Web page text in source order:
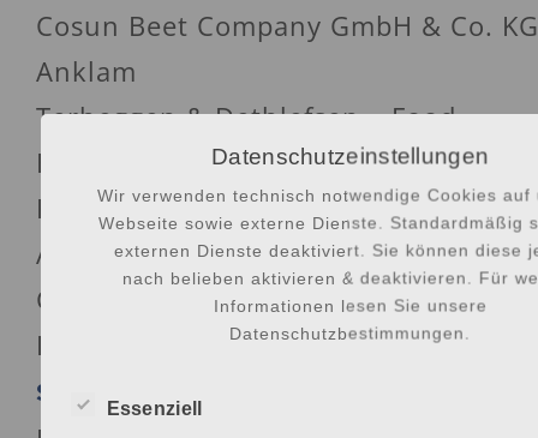
Cosun Beet Company GmbH & Co.
Anklam
Terheggen & Dethlefsen – Food
Engineering GmbH, Hamburg
K.-W. Pfannenschmidt GmbH,
Autogrill Deutschland GmbH,
CUCCIS GmbH, Lübeck
Das Caféhaus, Hamburg
SCHIFFSANLAGEN UND
Datenschutzeinstellungen
Wir verwenden technisch notwendige Cookies auf
Webseite sowie externe Dienste. Standardmäßig
externen Dienste deaktiviert. Sie können diese
nach belieben aktivieren & deaktivieren. Für
Informationen lesen Sie unsere
Datenschutzbestimmungen.
Essenziell